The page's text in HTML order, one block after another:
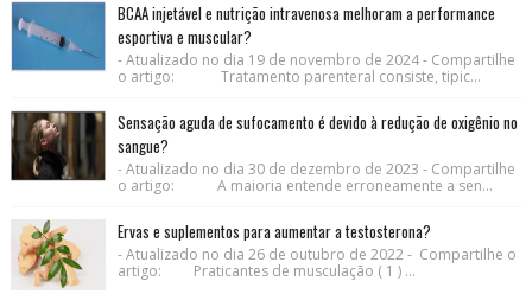
BCAA injetável e nutrição intravenosa melhoram a performance
esportiva e muscular?
- Atualizado no dia 19 de novembro de 2024 - Compartilhe
o artigo: Tratamento parenteral consiste, tipic...
Sensação aguda de sufocamento é devido à redução de oxigênio no
sangue?
- Atualizado no dia 30 de dezembro de 2023 - Compartilhe
o artigo: A maioria entende erroneamente a sen...
Ervas e suplementos para aumentar a testosterona?
- Atualizado no dia 26 de outubro de 2022 - Compartilhe o
artigo: Praticantes de musculação ( 1 ) ...